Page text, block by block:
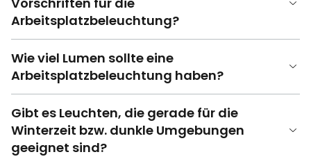
Arbeitsplatzbeleuchtung?
Wie viel Lumen sollte eine
Arbeitsplatzbeleuchtung haben?
Gibt es Leuchten, die gerade für die
Winterzeit bzw. dunkle Umgebungen
geeignet sind?